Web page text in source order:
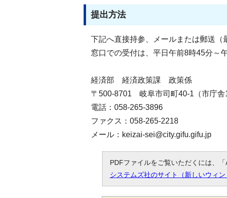
提出方法
下記へ直接持参、メールまたは郵送（
窓口での受付は、平日午前8時45分～
経済部 経済政策課 政策係
〒500-8701 岐阜市司町40-1（市庁舎
電話：058-265-3896
ファクス：058-265-2218
メール：keizai-sei@city.gifu.gifu.jp
PDFファイルをご覧いただくには、
システムズ社のサイト（新しいウィン